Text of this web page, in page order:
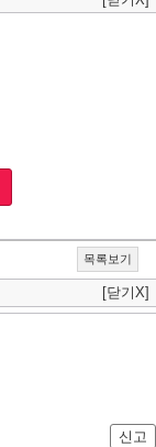
목록보기
[닫기X]
신고